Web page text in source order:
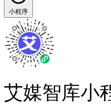
小程序
艾媒智库小